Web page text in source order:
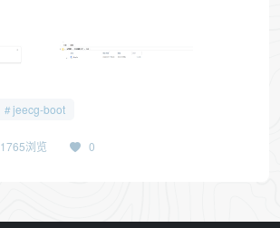
jeecg-boot
1765浏览 0